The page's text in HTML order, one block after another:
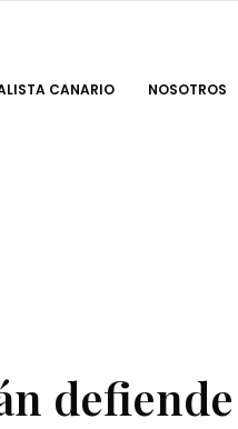
CANARIO NOSOTROS